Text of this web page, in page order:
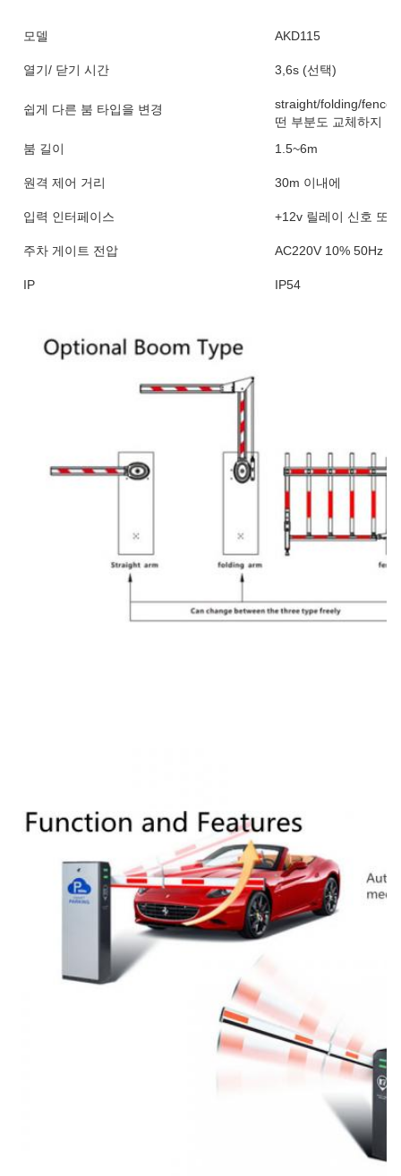
모델 AKD115
열기/ 닫기 시간 3,6s (선택)
쉽게 다른 붐 타입을 변경
straight/folding/fence
떤 부분도 교체하지
붐 길이
1.5~6m
원격 제어 거리 30m 이내에
입력 인터페이스 +12v 릴레이 신호 또
주차 게이트 전압 AC220V 10% 50Hz /
IP IP54